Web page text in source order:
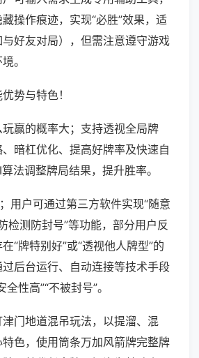
操作痕迹，实现“必胜”效果，适
好友对局），但需注意遵守游戏
。
势与特色！
赢的概率大；支持透视全局牌
暗杠优化、提高好牌率及快速自
法调整牌局结果，提升胜率。
用户可通过第三方软件实现“随意
检测防封号”等功能，部分用户反
“牌特别好”或“透视他人牌型”的
后台运行、自动连接等技术手段
性高”“不被封号”。
门地道混吊玩法，以提溜、混
色，使用筒条万加风箭牌完整牌